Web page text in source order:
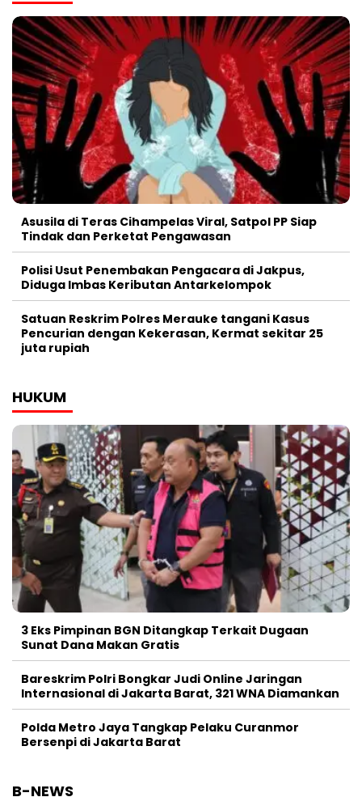
Asusila di Teras Cihampelas Viral, Satpol PP Siap
Tindak dan Perketat Pengawasan
Polisi Usut Penembakan Pengacara di Jakpus,
Diduga Imbas Keributan Antarkelompok
Satuan Reskrim Polres Merauke tangani Kasus
Pencurian dengan Kekerasan, Kermat sekitar 25
juta rupiah
HUKUM
3 Eks Pimpinan BGN Ditangkap Terkait Dugaan
Sunat Dana Makan Gratis
Bareskrim Polri Bongkar Judi Online Jaringan
Internasional di Jakarta Barat, 321 WNA Diamankan
Polda Metro Jaya Tangkap Pelaku Curanmor
Bersenpi di Jakarta Barat
B-NEWS